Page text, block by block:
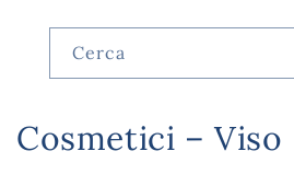
Cerca
C
Cosmetici – Viso